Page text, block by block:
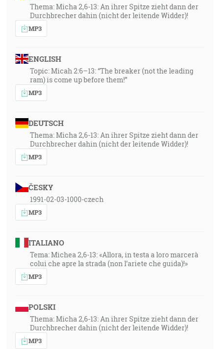
Thema: Micha 2,6-13: An ihrer Spitze zieht dann der
Durchbrecher dahin (nicht der leitende Widder)!
MP3
ENGLISH
Topic: Micah 2:6–13: “The breaker (not the leading
ram) is come up before them!”
MP3
DEUTSCH
Thema: Micha 2,6-13: An ihrer Spitze zieht dann der
Durchbrecher dahin (nicht der leitende Widder)!
MP3
ČESKY
1991-02-03-1000-czech
MP3
ITALIANO
Tema: Michea 2,6-13: «Allora, in testa a loro marcerà
colui che apre la strada (non l’ariete che guida)!»
MP3
POLSKI
Thema: Micha 2,6-13: An ihrer Spitze zieht dann der
Durchbrecher dahin (nicht der leitende Widder)!
MP3